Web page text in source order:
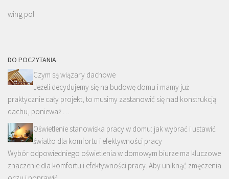
wing pol
DO POCZYTANIA
Czym są wiązary dachowe
Jeżeli decydujemy się na budowę domu i mamy już
praktycznie cały projekt, to musimy zastanowić się nad konstrukcją
dachu, ponieważ …
Oświetlenie stanowiska pracy w domu: jak wybrać i ustawić
światło dla komfortu i efektywności pracy
Wybór odpowiedniego oświetlenia w domowym biurze ma kluczowe
znaczenie dla komfortu i efektywności pracy. Aby uniknąć zmęczenia